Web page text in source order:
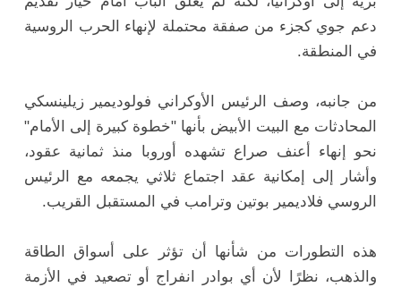
دعم جوي كجزء من صفقة محتملة لإنهاء الحرب الروسية
في المنطقة.
من جانبه، وصف الرئيس الأوكراني فولوديمير زيلينسكي
المحادثات مع البيت الأبيض بأنها "خطوة كبيرة إلى الأمام"
نحو إنهاء أعنف صراع تشهده أوروبا منذ ثمانية عقود،
وأشار إلى إمكانية عقد اجتماع ثلاثي يجمعه مع الرئيس
الروسي فلاديمير بوتين وترامب في المستقبل القريب.
هذه التطورات من شأنها أن تؤثر على أسواق الطاقة
والذهب، نظرًا لأن أي بوادر انفراج أو تصعيد في الأزمة